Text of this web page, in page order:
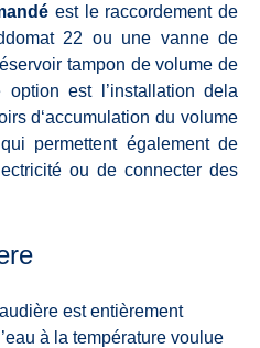
est le raccordement de
22 ou une vanne de
tampon de volume de
est l’installation dela
d‘accumulation du volume
permettent également de
ou de connecter des
est entièrement
à la température voulue